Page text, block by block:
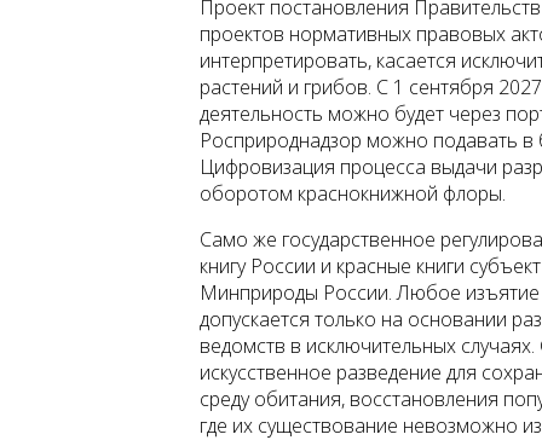
Проект постановления
проектов нормативных правовых
интерпретировать, касается
растений и грибов. С 1 сентября
деятельность можно будет через
Росприроднадзор можно подавать в
Цифровизация процесса выдачи
оборотом краснокнижной флоры.
Само же государственное
книгу России и красные книги
Минприроды России. Любое изъятие
допускается только на основании
ведомств в исключительных
искусственное разведение для
среду обитания, восстановления
где их существование невозможно